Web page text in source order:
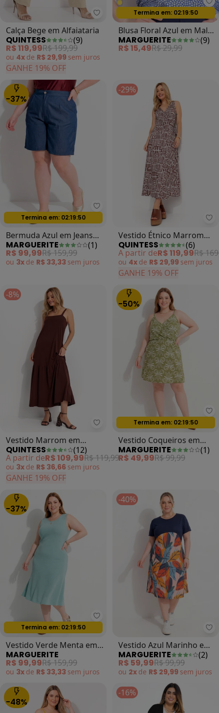
Quintess - Calça Bege em
Calça Bege em Alfaiataria
QUINTESS (9)
R$ 119,99R$ 199,99
ou 4x de R$ 29,99 sem juros
GANHE 19% OFF
Oferta relâmpago
Termina em: 02:19:47
Blusa Floral Azul em Malha
de Poliéster
MARGUERITE (9)
R$ 15,49R$ 29,99
-37%
Marguerite - Bermuda Azul em
Oferta relâmpago
Termina em: 02:19:47
Bermuda Azul em Jeans
Leve
MARGUERITE (1)
R$ 99,99R$ 159,99
ou 3x de R$ 33,33 sem juros
-29%
Vestido Étnico Marrom
em Malha Fria
QUINTESS (6)
A partir deR$ 119,99R$
ou 4x de R$ 29,99 sem juros
GANHE 19% OFF
-8%
Quintess - Vestido Marrom em
Vestido Marrom em
Malha de Algodão
QUINTESS (12)
A partir deR$ 109,99R$ 119,99
ou 3x de R$ 36,66 sem juros
GANHE 19% OFF
-50%
Oferta relâmpago
Termina em: 02:19:47
Vestido Coqueiros em
Malha Fria
MARGUERITE (1)
R$ 49,99R$ 99,99
-37%
Marguerite - Vestido Verde
Oferta relâmpago
Termina em: 02:19:47
Vestido Verde Menta em
Malha Tricô
MARGUERITE
R$ 99,99R$ 159,99
ou 3x de R$ 33,33 sem juros
-40%
Vestido Azul Marinho em
Malha
MARGUERITE (2)
R$ 59,99R$ 99,99
ou 2x de R$ 29,99 sem juros
-48%
-16%